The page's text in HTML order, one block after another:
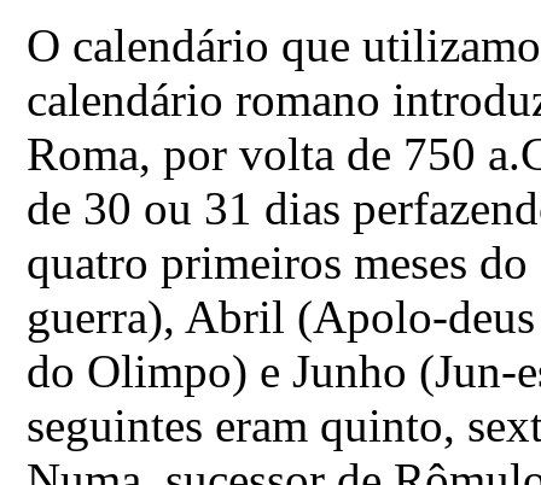
O calendário que
calendário romano
Roma, por volta de 750
de 30 ou 31 dias
quatro primeiros meses
guerra), Abril (Apolo-
do Olimpo) e Junho (Jun-
seguintes eram quinto,